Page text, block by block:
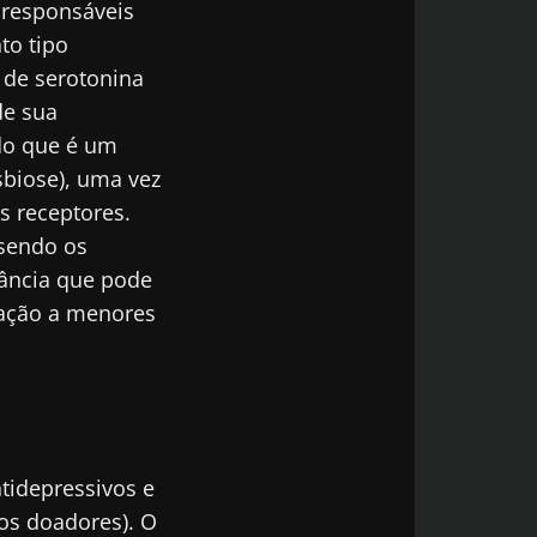
tipo
serotonina
sua
que é um
uma vez
receptores.
os
que pode
a menores
e
doadores). O
Microbiota
com